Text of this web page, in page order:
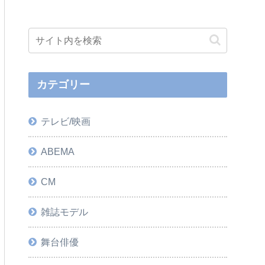
カテゴリー
テレビ/映画
ABEMA
CM
雑誌モデル
舞台俳優